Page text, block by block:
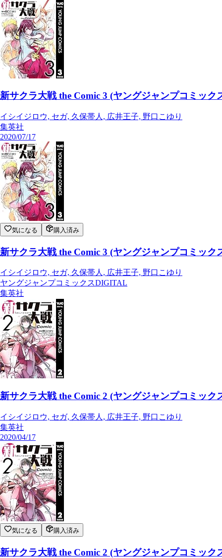
新サクラ大戦 the Comic 3 (ヤングジャンプコミッ
イシイジロウ, セガ, 久保帯人, 広井王子, 野口こゆり
集英社
2020/07/17
気になる 購入済み
新サクラ大戦 the Comic 3 (ヤングジャンプコミッ
イシイジロウ, セガ, 久保帯人, 広井王子, 野口こゆり
ヤングジャンプコミックスDIGITAL
集英社
新サクラ大戦 the Comic 2 (ヤングジャンプコミッ
イシイジロウ, セガ, 久保帯人, 広井王子, 野口こゆり
集英社
2020/04/17
気になる 購入済み
新サクラ大戦 the Comic 2 (ヤングジャンプコミッ